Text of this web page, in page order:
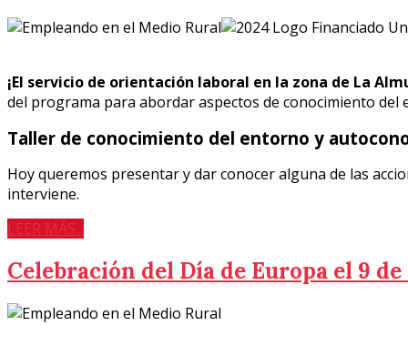
¡El servicio de orientación laboral en la zona de La
del programa para abordar aspectos de conocimiento
Taller de conocimiento del entorno y
Hoy queremos presentar y dar conocer alguna de las
interviene.
LEER MÁS...
Celebración del Día de Europa el 9